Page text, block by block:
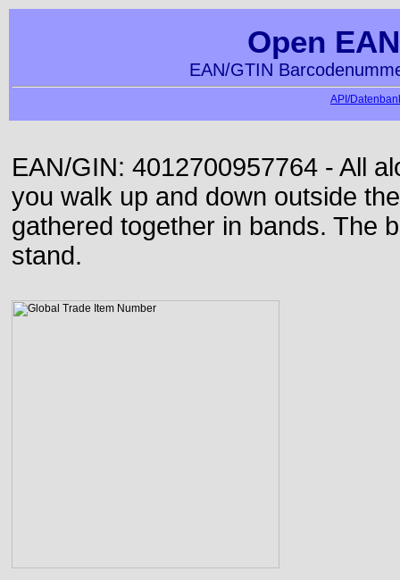
Open
EAN/GTIN
API/
EAN/GIN: 4012700957764 - All
you walk up and down outside
gathered together in bands. The
stand.